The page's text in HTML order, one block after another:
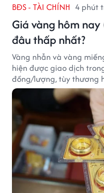
BĐS - TÀI CHÍNH 4 phút
Giá vàng hôm
đâu thấp nhất?
Vàng nhẫn và vàng
hiện được giao dịch
đồng/lượng, tùy thương